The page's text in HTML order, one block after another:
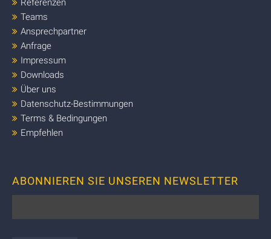
Teams
Ansprechpartner
Anfrage
Impressum
Downloads
Über uns
Datenschutz-Bestimmungen
Terms & Bedingungen
Empfehlen
ABONNIEREN SIE UNSEREN NEWSLETTER